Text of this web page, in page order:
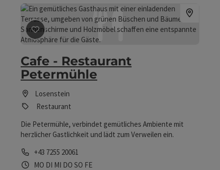
Beitrag merken: Cafe - Restaurant Petermühle
Cafe - Restaurant
Petermühle
Losenstein
Restaurant
Die Petermühle, verbindet gemütliches Ambiente mit
herzlicher Gastlichkeit und lädt zum Verweilen ein.
Telefon
+43 7255 20061
Öffnungszeiten
MO Montag geöffnet
DI Dienstag geöffnet
MI Mittwoch geöffnet
DO Donnerstag geöffnet
SO Sonntag geöffnet
FEFeiertag geöffnet